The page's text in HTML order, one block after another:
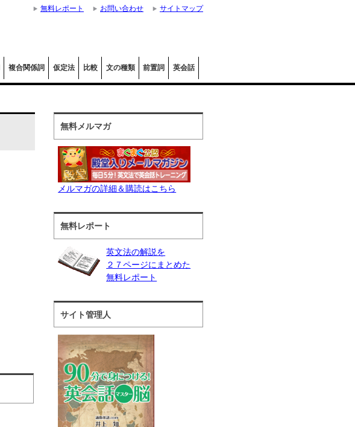
複合関係詞 仮定法 比較 文の種類 前置詞 英会話
無料メルマガ
メルマガの詳細＆購読はこちら
無料レポート
英文法の解説を
２７ページにまとめた
無料レポート
サイト管理人
無料レポート お問い合わせ サイトマップ